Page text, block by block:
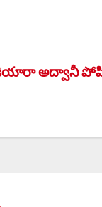
అద్వానీ